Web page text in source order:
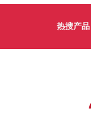
热搜产品